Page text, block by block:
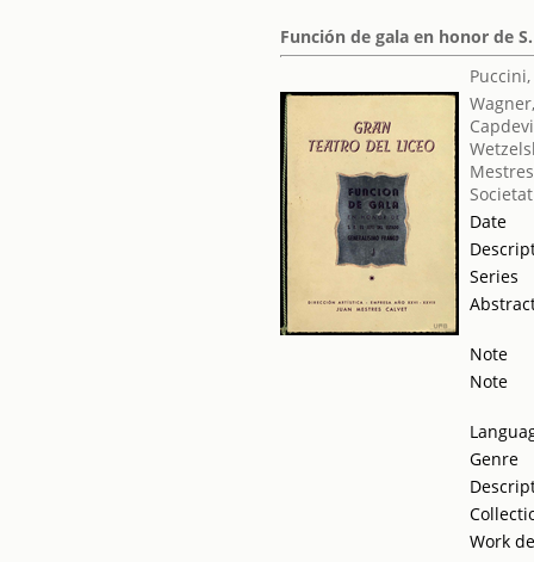
Función de gala en honor de
Date
Series
Note
Note
Genre
Work